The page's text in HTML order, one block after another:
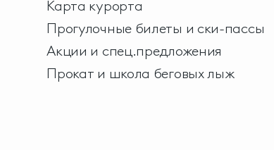
Карта курорта
Прогулочные билеты и ски-пассы
Акции и спец.предложения
Прокат и школа беговых лыж